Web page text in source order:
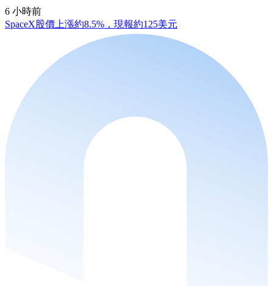
6 小時前
SpaceX股價上漲約8.5%，現報約125美元